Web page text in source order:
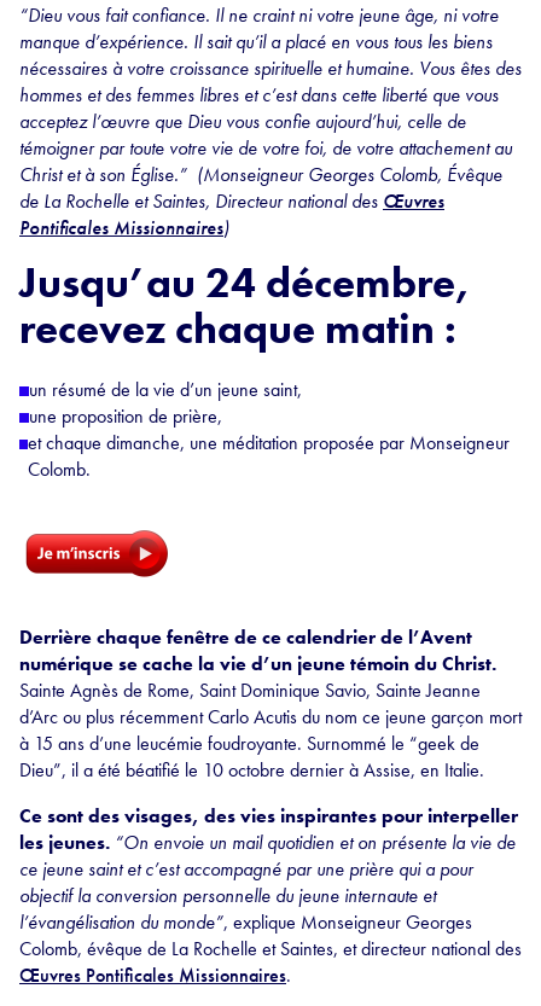
“Dieu vous fait confiance. Il ne craint ni votre jeune âge, ni votre
manque d’expérience. Il sait qu’il a placé en vous tous les biens
nécessaires à votre croissance spirituelle et humaine. Vous êtes des
hommes et des femmes libres et c’est dans cette liberté que vous
acceptez l’œuvre que Dieu vous confie aujourd’hui, celle de
témoigner par toute votre vie de votre foi, de votre attachement au
Christ et à son Église.” (Monseigneur Georges Colomb, Évêque
de La Rochelle et Saintes, Directeur national des Œuvres
Pontificales Missionnaires)
Jusqu’au 24 décembre,
recevez chaque matin :
un résumé de la vie d’un jeune saint,
une proposition de prière,
et chaque dimanche, une méditation proposée par Monseigneur
Colomb.
Derrière chaque fenêtre de ce calendrier de l’Avent
numérique se cache la vie d’un jeune témoin du Christ.
Sainte Agnès de Rome, Saint Dominique Savio, Sainte Jeanne
d’Arc ou plus récemment Carlo Acutis du nom ce jeune garçon mort
à 15 ans d’une leucémie foudroyante. Surnommé le “geek de
Dieu”, il a été béatifié le 10 octobre dernier à Assise, en Italie.
Ce sont des visages, des vies inspirantes pour interpeller
les jeunes. “On envoie un mail quotidien et on présente la vie de
ce jeune saint et c’est accompagné par une prière qui a pour
objectif la conversion personnelle du jeune internaute et
l’évangélisation du monde”, explique Monseigneur Georges
Colomb, évêque de La Rochelle et Saintes, et directeur national des
Œuvres Pontificales Missionnaires.